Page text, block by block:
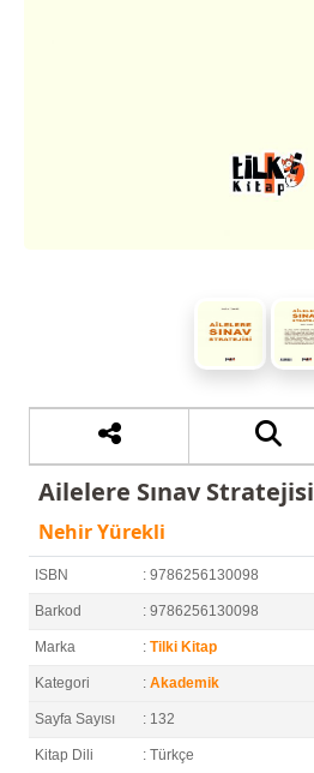
Ailelere Sınav Stratejisi
Nehir Yürekli
ISBN : 9786256130098
Barkod : 9786256130098
Marka : Tilki Kitap
Kategori : Akademik
Sayfa Sayısı : 132
Kitap Dili : Türkçe